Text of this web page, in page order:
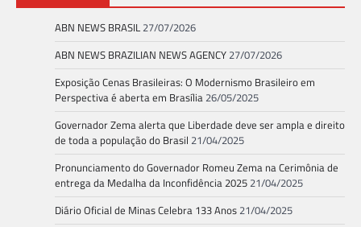
ABN NEWS BRASIL 27/07/2026
ABN NEWS BRAZILIAN NEWS AGENCY 27/07/2026
Exposição Cenas Brasileiras: O Modernismo Brasileiro em
Perspectiva é aberta em Brasília 26/05/2025
Governador Zema alerta que Liberdade deve ser ampla e direito
de toda a população do Brasil 21/04/2025
Pronunciamento do Governador Romeu Zema na Cerimônia de
entrega da Medalha da Inconfidência 2025 21/04/2025
Diário Oficial de Minas Celebra 133 Anos 21/04/2025